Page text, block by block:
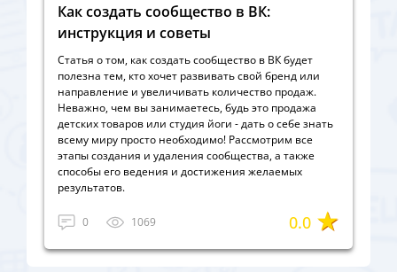
Как создать сообщество в ВК:
инструкция и советы
Статья о том, как создать сообщество в ВК будет
полезна тем, кто хочет развивать свой бренд или
направление и увеличивать количество продаж.
Неважно, чем вы занимаетесь, будь это продажа
детских товаров или студия йоги - дать о себе знать
всему миру просто необходимо! Рассмотрим все
этапы создания и удаления сообщества, а также
способы его ведения и достижения желаемых
результатов.
0 1069 0.0